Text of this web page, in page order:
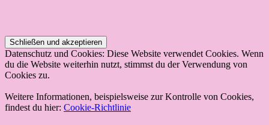
Datenschutz und Cookies: Diese Website verwendet Cookies. Wenn
du die Website weiterhin nutzt, stimmst du der Verwendung von
Cookies zu.
Weitere Informationen, beispielsweise zur Kontrolle von Cookies,
findest du hier: Cookie-Richtlinie